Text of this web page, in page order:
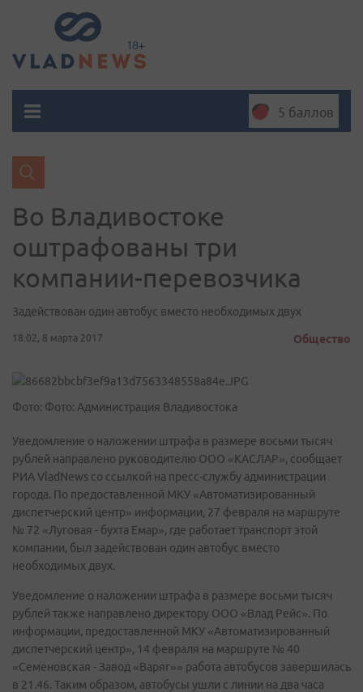
5 баллов
Во Владивостоке
оштрафованы три
компании-перевозчика
Задействован один автобус вместо необходимых двух
18:02, 8 марта 2017 Общество
Фото: Фото: Администрация Владивостока
Уведомление о наложении штрафа в размере восьми тысяч
рублей направлено руководителю ООО «КАСЛАР», сообщает
РИА VladNews со ссылкой на пресс-службу администрации
города. По предоставленной МКУ «Автоматизированный
диспетчерский центр» информации, 27 февраля на маршруте
№ 72 «Луговая - бухта Емар», где работает транспорт этой
компании, был задействован один автобус вместо
необходимых двух.
Уведомление о наложении штрафа в размере восьми тысяч
рублей также направлено директору ООО «Влад Рейс». По
информации, предоставленной МКУ «Автоматизированный
диспетчерский центр», 14 февраля на маршруте № 40
«Семеновская - Завод «Варяг»» работа автобусов завершилась
в 21.46. Таким образом, автобусы ушли с линии на два часа